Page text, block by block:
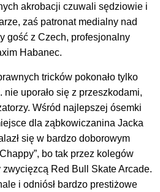
akrobacji czuwali sędziowie i
zaś patronat medialny nad
gość z Czech, profesjonalny
Habanec.
tricków pokonało tylko
uporało się z przeszkodami,
Wśród najlepszej ósemki
dla ząbkowiczanina Jacka
się w bardzo doborowym
bo tak przez kolegów
Red Bull Skate Arcade.
i odniósł bardzo prestiżowe